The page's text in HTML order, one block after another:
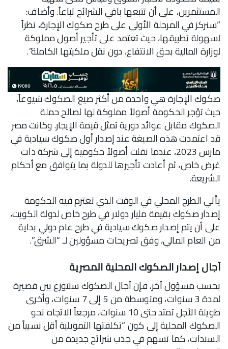
المستثمرين، على أن تتبعها باقي الشرائح تباعاً. وأضاف:
“سنركز في المرحلة الأولى على طرح صكوك الإجارة، نظراً
لسهولة تطبيقها، حيث تعتمد على تأجير أصول مملوكة
لوزارة المالية بحق الانتفاع، دون نقل ملكيتها الكاملة”.
صكوك الإجارة هي واحدة من أكثر صيغ الصكوك شيوعاً،
حيث تؤجر الحكومة أصولاً مملوكة لها لصالح حملة
الصكوك مقابل عوائد دورية تمثل قيمة الإيجار. وكانت مصر
قد اعتمدت هذه الصيغة عند إصدار أول صكوك سيادية في
مارس 2023، عندما نقلت أصولاً حكومية إلى شركة ذات
غرض خاص، ثم أعادت تأجيرها للدولة بما يتوافق مع أحكام
الشريعة.
يأتي الطرح المحلي في الوقت الذي تعتزم فيه الحكومة
إصدار صكوك بقيمة مليار دولار في طرح خاص لدولة الكويت،
على أن يتم إصدار صكوك سيادية في طرح عام دولي بداية
من العام المالي، وفق تصريحات مسؤولين لـ “الشرق”.
آجال إصدار الصكوك المحلية المصرية
بحسب مسؤول آخر، فإن آجال الصكوك ستتوزع بين قصيرة
لمدة 3 سنوات، ومتوسطة من 5 إلى 7 سنوات، وأخرى
طويلة الأجل تمتد حتى 10 سنوات، مرجعاً الاتجاه نحو
الصكوك المحلية إلى كون “تكلفتها التمويلية أقل نسبياً من
السندات، كما تسهم في جذب شرائح جديدة من